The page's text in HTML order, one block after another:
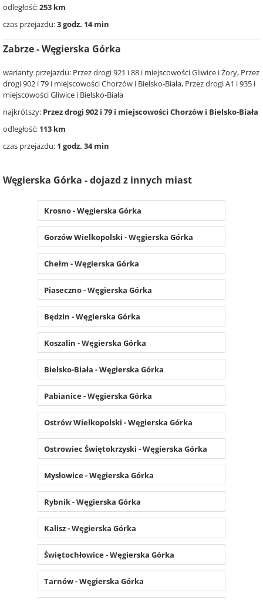
odległość:253 km
czas przejazdu:3 godz. 14 min
Zabrze - Węgierska Górka
warianty przejazdu: Przez drogi 921 i 88 i miejscowości Gliwice i Żory, Przez
drogi 902 i 79 i miejscowości Chorzów i Bielsko-Biała, Przez drogi A1 i 935 i
miejscowości Gliwice i Bielsko-Biała
najkrótszy: Przez drogi 902 i 79 i miejscowości Chorzów i Bielsko-Biała
odległość: 113 km
czas przejazdu: 1 godz. 34 min
Węgierska Górka - dojazd z innych miast
Krosno - Węgierska Górka
Gorzów Wielkopolski - Węgierska Górka
Chełm - Węgierska Górka
Piaseczno - Węgierska Górka
Będzin - Węgierska Górka
Koszalin - Węgierska Górka
Bielsko-Biała - Węgierska Górka
Pabianice - Węgierska Górka
Ostrów Wielkopolski - Węgierska Górka
Ostrowiec Świętokrzyski - Węgierska Górka
Mysłowice - Węgierska Górka
Rybnik - Węgierska Górka
Kalisz - Węgierska Górka
Świętochłowice - Węgierska Górka
Tarnów - Węgierska Górka